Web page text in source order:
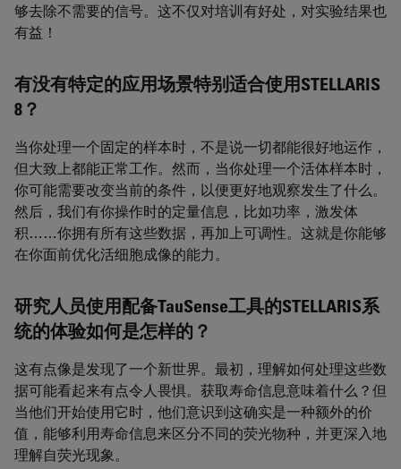
够去除不需要的信号。这不仅对培训有好处，对实验结果也
有益！
有没有特定的应用场景特别适合使用STELLARIS
8？
当你处理一个固定的样本时，不是说一切都能很好地运作，
但大致上都能正常工作。然而，当你处理一个活体样本时，
你可能需要改变当前的条件，以便更好地观察发生了什么。
然后，我们有你操作时的定量信息，比如功率，激发体
积……你拥有所有这些数据，再加上可调性。这就是你能够
在你面前优化活细胞成像的能力。
研究人员使用配备TauSense工具的STELLARIS系
统的体验如何是怎样的？
这有点像是发现了一个新世界。最初，理解如何处理这些数
据可能看起来有点令人畏惧。获取寿命信息意味着什么？但
当他们开始使用它时，他们意识到这确实是一种额外的价
值，能够利用寿命信息来区分不同的荧光物种，并更深入地
理解自荧光现象。